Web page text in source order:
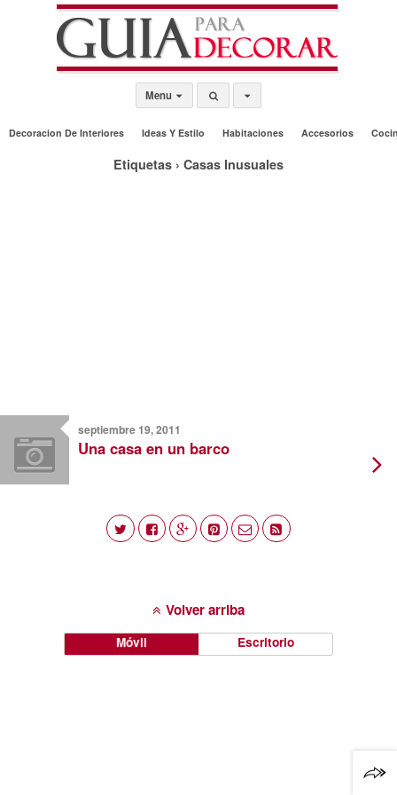
Menu
Decoracion De Interiores Ideas Y Estilo Habitaciones Accesorios
Etiquetas › Casas Inusuales
septiembre 19, 2011
Una casa en un barco
Volver arriba
Móvil Escritorio